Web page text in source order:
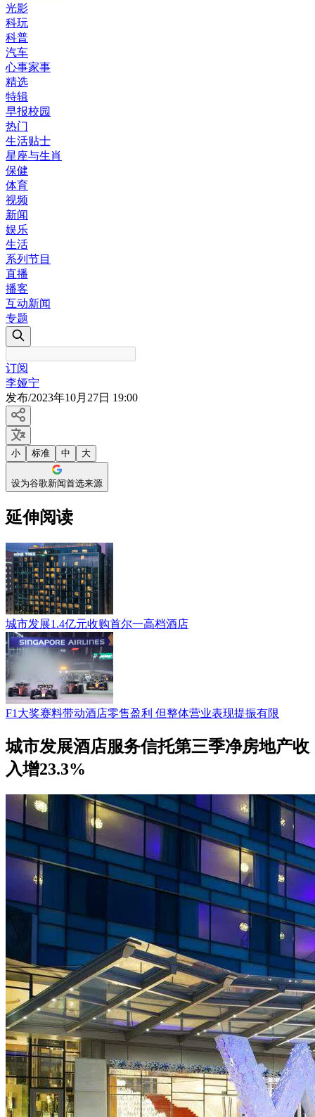
光影
科玩
科普
汽车
心事家事
精选
特辑
早报校园
热门
生活贴士
星座与生肖
保健
体育
视频
新闻
娱乐
生活
系列节目
直播
播客
互动新闻
专题
订阅
李娅宁
发布/2023年10月27日 19:00
小 标准 中 大
设为谷歌新闻首选来源
延伸阅读
城市发展1.4亿元收购首尔一高档酒店
F1大奖赛料带动酒店零售盈利 但整体营业表现提振有限
城市发展酒店服务信托第三季净房地产收
入增23.3%